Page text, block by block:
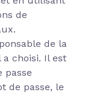
de
de la
choisi. Il est
passe
de passe, le